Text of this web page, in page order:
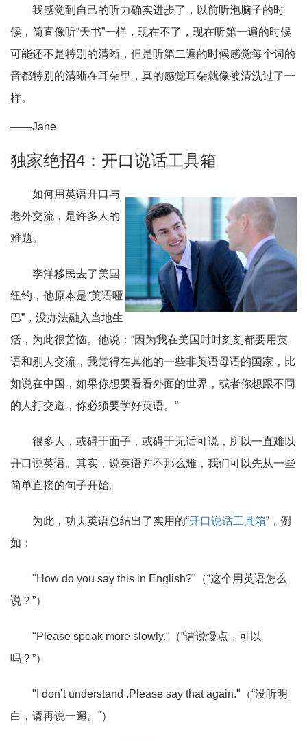
我感觉到自己的听力确实进步了，以前听泡脑子的时
候，简直像听“天书”一样，现在不了，现在听第一遍的时候
可能还不是特别的清晰，但是听第二遍的时候感觉每个词的
音都特别的清晰在耳朵里，真的感觉耳朵就像被清洗过了一
样。
——Jane
独家绝招4：开口说话工具箱
如何用英语开口与
老外交流，是许多人的
难题。
李洋移民去了美国
纽约，他原本是“英语哑
巴”，没办法融入当地生
活，为此很苦恼。他说：“因为我在美国时时刻刻都要用英
语和别人交流，我觉得在其他的一些非英语母语的国家，比
如说在中国，如果你想要看看外面的世界，或者你想跟不同
的人打交道，你必须要学好英语。”
很多人，或碍于面子，或碍于无话可说，所以一直难以
开口说英语。其实，说英语并不那么难，我们可以先从一些
简单直接的句子开始。
为此，功夫英语总结出了实用的“开口说话工具箱”，例
如：
"How do you say this in English?"（“这个用英语怎么
说？”）
"Please speak more slowly."（“请说慢点，可以
吗？”）
"I don’t understand .Please say that again."（“没听明
白，请再说一遍。”）